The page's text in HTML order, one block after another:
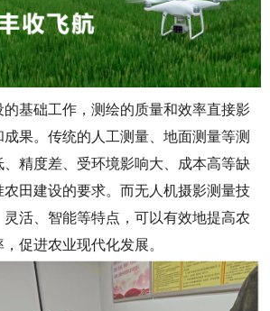
基础工作，测绘的质量和效率直接影
果。 传统的人工测量、地面测量等测
精度差、受环境影响大、成本高等缺
农田建设的要求。 而无人机摄影测量技
活、智能等特点，可以有效地提高农
，促进农业现代化发展。